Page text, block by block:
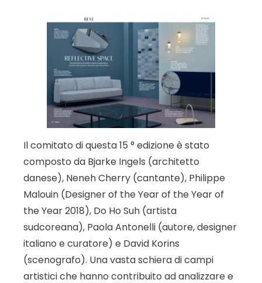
Il comitato di questa 15 ° edizione è stato
composto da Bjarke Ingels (architetto
danese), Neneh Cherry (cantante), Philippe
Malouin (Designer of the Year of the Year of
the Year 2018), Do Ho Suh (artista
sudcoreana), Paola Antonelli (autore, designer
italiano e curatore) e David Korins
(scenografo). Una vasta schiera di campi
artistici che hanno contribuito ad analizzare e